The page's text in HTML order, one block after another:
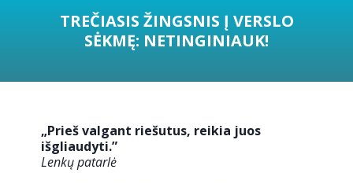
TREČIASIS ŽINGSNIS Į VERSLO
SĖKMĘ: NETINGINIAUK!
„Prieš valgant riešutus, reikia juos
išgliaudyti.”
Lenkų patarlė